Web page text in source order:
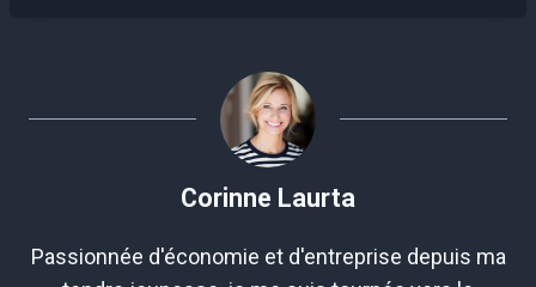
Corinne Laurta
Passionnée d'économie et d'entreprise depuis ma